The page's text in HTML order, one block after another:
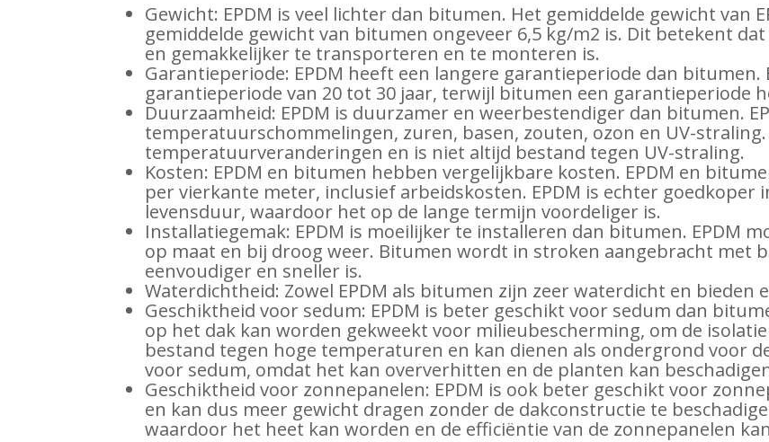
Gewicht: EPDM is veel lichter dan bitumen. Het gemiddelde gewicht van
gemiddelde gewicht van bitumen ongeveer 6,5 kg/m2 is. Dit betekent
en gemakkelijker te transporteren en te monteren is.
Garantieperiode: EPDM heeft een langere garantieperiode dan bitumen.
garantieperiode van 20 tot 30 jaar, terwijl bitumen een garantieperiode
Duurzaamheid: EPDM is duurzamer en weerbestendiger dan bitumen.
temperatuurschommelingen, zuren, basen, zouten, ozon en UV-
temperatuurveranderingen en is niet altijd bestand tegen UV-straling.
Kosten: EPDM en bitumen hebben vergelijkbare kosten. EPDM en
per vierkante meter, inclusief arbeidskosten. EPDM is echter
levensduur, waardoor het op de lange termijn voordeliger is.
Installatiegemak: EPDM is moeilijker te installeren dan bitumen. EPDM
op maat en bij droog weer. Bitumen wordt in stroken aangebracht met
eenvoudiger en sneller is.
Waterdichtheid: Zowel EPDM als bitumen zijn zeer waterdicht en bieden
Geschiktheid voor sedum: EPDM is beter geschikt voor sedum dan
op het dak kan worden gekweekt voor milieubescherming, om de
bestand tegen hoge temperaturen en kan dienen als ondergrond voor
voor sedum, omdat het kan oververhitten en de planten kan
Geschiktheid voor zonnepanelen: EPDM is ook beter geschikt voor
en kan dus meer gewicht dragen zonder de dakconstructie te
waardoor het heet kan worden en de efficiëntie van de zonnepanelen